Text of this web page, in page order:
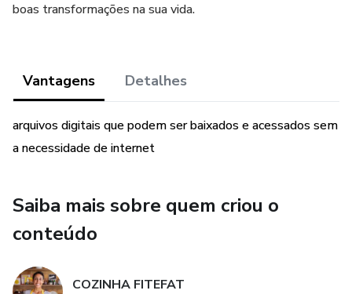
boas transformações na sua vida.
Vantagens Detalhes
arquivos digitais que podem ser baixados e acessados sem
a necessidade de internet
Saiba mais sobre quem criou o
conteúdo
COZINHA FITEFAT